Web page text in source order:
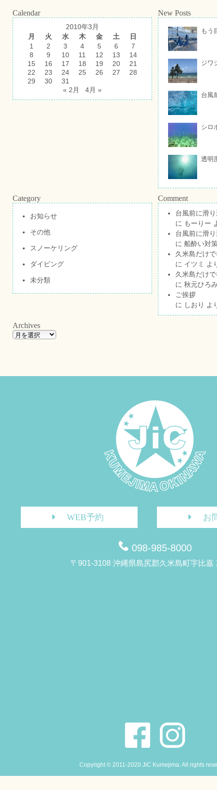
Calendar
2010年3月
月
火 水 木 金 土
日
1
2 3 4 5 6
7
8
9 10 11 12 13
14
15
16 17 18 19 20
21
22
23 24 25 26 27
28
29
30
31
« 2月
4月 »
New Posts
もう
ジワ
台風
シロ
透明
Category
お知らせ
その他
スノーケリング
ダイビング
未分類
Comment
台風前に滑
に もーりー
台風前に滑
に 船酔い対
久米島だけ
に イツミ
よ
久米島だけ
に 秋元ひろ
ご挨拶
に しおり よ
Archives
WEB予約 お
098-985-8000
〒901-3108 沖縄県島尻郡久米島町字比嘉
Copyright © 2011-2020 JiC Kumejima. All rights